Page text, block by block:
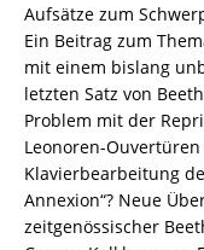
Arne
Stollberg
(Hrsg.),
Nicholas
Vazsonyi
(Hrsg.),
Friederike
Wißmann
(Hrsg.)
Aufsätze zum
Ein Beitrag zum
mit einem bislang
letzten Satz von
Problem mit der
Leonoren-
Klavierbearbeitung
Annexion“? Neue
zeitgenössischer